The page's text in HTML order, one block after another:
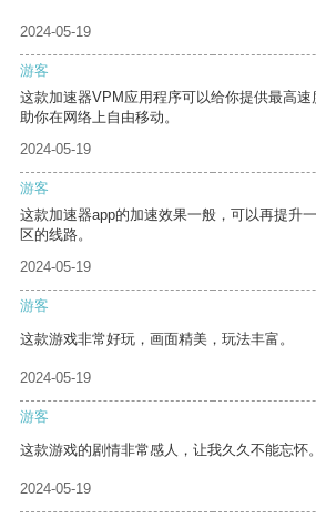
2024-05-19
游客
这款加速器VPM应用程序可以给你提供最高
助你在网络上自由移动。
2024-05-19
游客
这款加速器app的加速效果一般，可以再提升
区的线路。
2024-05-19
游客
这款游戏非常好玩，画面精美，玩法丰富。
2024-05-19
游客
这款游戏的剧情非常感人，让我久久不能忘怀。
2024-05-19